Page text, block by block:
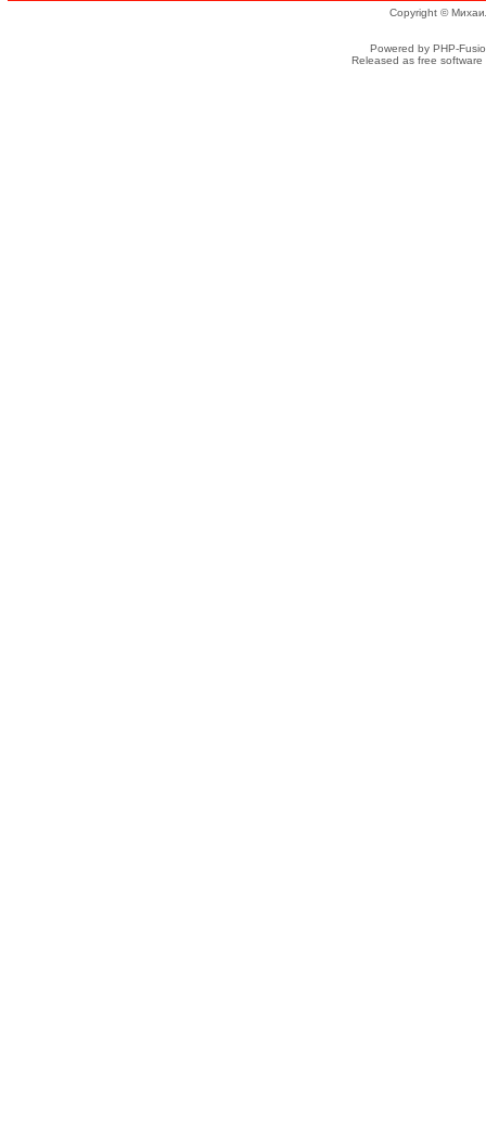
Copyright ©
Powered by PHP-
Released as free